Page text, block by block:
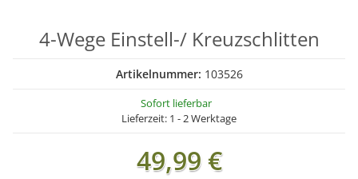
4-Wege Einstell-/ Kreuzschlitten
Artikelnummer: 103526
Sofort lieferbar
Lieferzeit: 1 - 2 Werktage
49,99 €